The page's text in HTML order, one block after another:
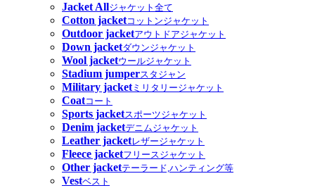
Jacket Allジャケット全て
Cotton jacketコットンジャケット
Outdoor jacketアウトドアジャケット
Down jacketダウンジャケット
Wool jacketウールジャケット
Stadium jumperスタジャン
Military jacketミリタリージャケット
Coatコート
Sports jacketスポーツジャケット
Denim jacketデニムジャケット
Leather jacketレザージャケット
Fleece jacketフリースジャケット
Other jacketテーラード,ハンティング等
Vestベスト